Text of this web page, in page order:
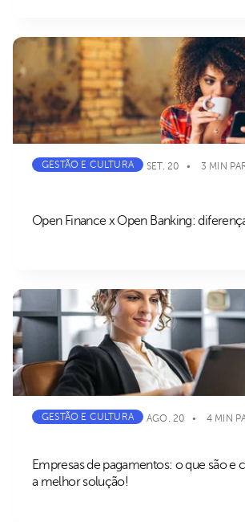
GESTÃO E CULTURA SET. 20 3 MIN
Open Finance x Open Banking:
GESTÃO E CULTURA AGO. 20 4 MIN
Empresas de pagamentos: o que são e
a melhor solução!